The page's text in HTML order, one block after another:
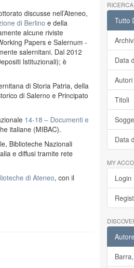
discusse nell’Ateneo,
di Berlino e della
alcune riviste
Papers e Salernum -
salernitani. Dal 2012
Istituzionali); è
di Storia Patria, della
di Salerno e Principato
14-18 – Documenti e
italiane (MIBAC).
Biblioteche Nazionali
e diffusi tramite rete
di Ateneo, con il
RICERCA
Tutto
Data
Autori
Titoli
Data
MY
Login
Autore